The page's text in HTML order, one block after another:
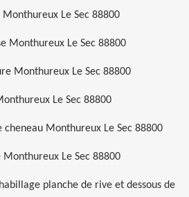
Le Sec 88800
Monthureux Le Sec 88800
Monthureux Le Sec 88800
Le Sec 88800
cheneau Monthureux Le Sec 88800
Le Sec 88800
planche de rive et dessous de